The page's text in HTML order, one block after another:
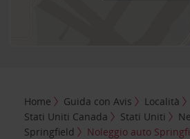
Home Guida con Avis
Località
Stati Uniti Canada
Stati Uniti
Springfield
Noleggio auto